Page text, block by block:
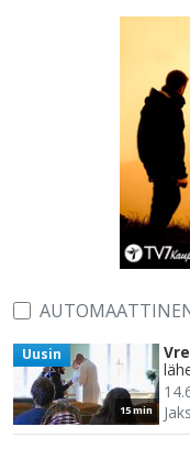
15 min
Uusin